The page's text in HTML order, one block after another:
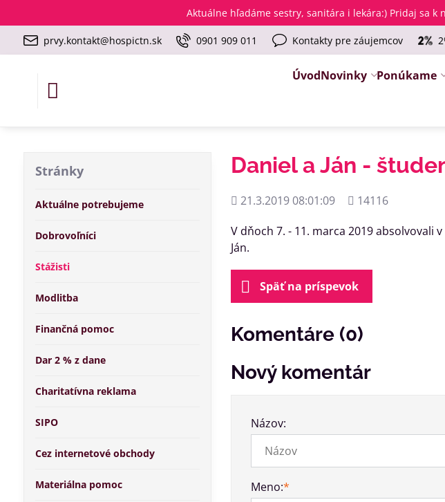
Aktuálne hľadáme sestry, sanitára i lekára:) Pridaj sa k
prvy.kontakt@hospictn.sk 0901 909 011 Kontakty pre záujemcov
ÚvodNovinky Ponúkame
Daniel a Ján -
Pridané
21.3.2019 08:01:09
Počet
14116
V dňoch 7. - 11. marca 2019 absolvovali
Ján.
Späť na príspevok
Komentáre (0)
Nový komentár
Názov:
Meno:*
Stránky
Aktuálne potrebujeme
Dobrovoľníci
Stážisti
Modlitba
Finančná pomoc
Dar 2 % z dane
Charitatívna reklama
SIPO
Cez internetové obchody
Materiálna pomoc